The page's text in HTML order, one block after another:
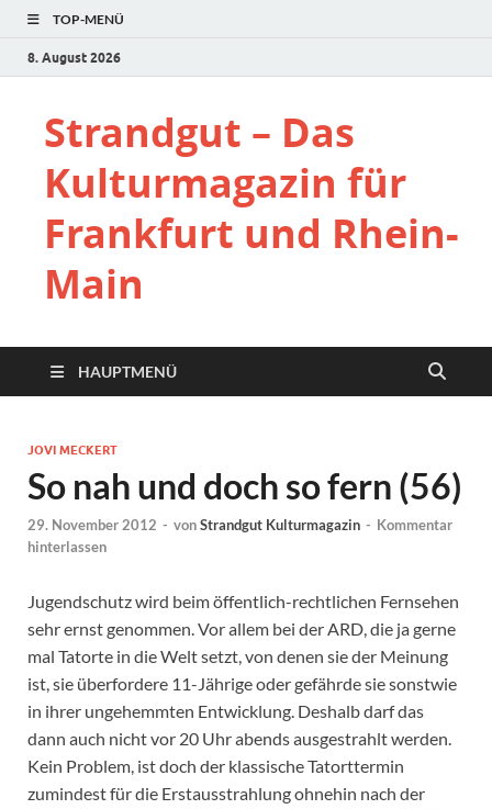
TOP-MENÜ
8. August 2026
Strandgut – Das
Kulturmagazin für
Frankfurt und Rhein-
Main
HAUPTMENÜ
JOVI MECKERT
So nah und doch so fern (56)
29. November 2012 - vonStrandgut Kulturmagazin - Kommentar
hinterlassen
Jugendschutz wird beim öffentlich-rechtlichen Fernsehen
sehr ernst genommen. Vor allem bei der ARD, die ja gerne
mal Tatorte in die Welt setzt, von denen sie der Meinung
ist, sie überfordere 11-Jährige oder gefährde sie sonstwie
in ihrer ungehemmten Entwicklung. Deshalb darf das
dann auch nicht vor 20 Uhr abends ausgestrahlt werden.
Kein Problem, ist doch der klassische Tatorttermin
zumindest für die Erstausstrahlung ohnehin nach der